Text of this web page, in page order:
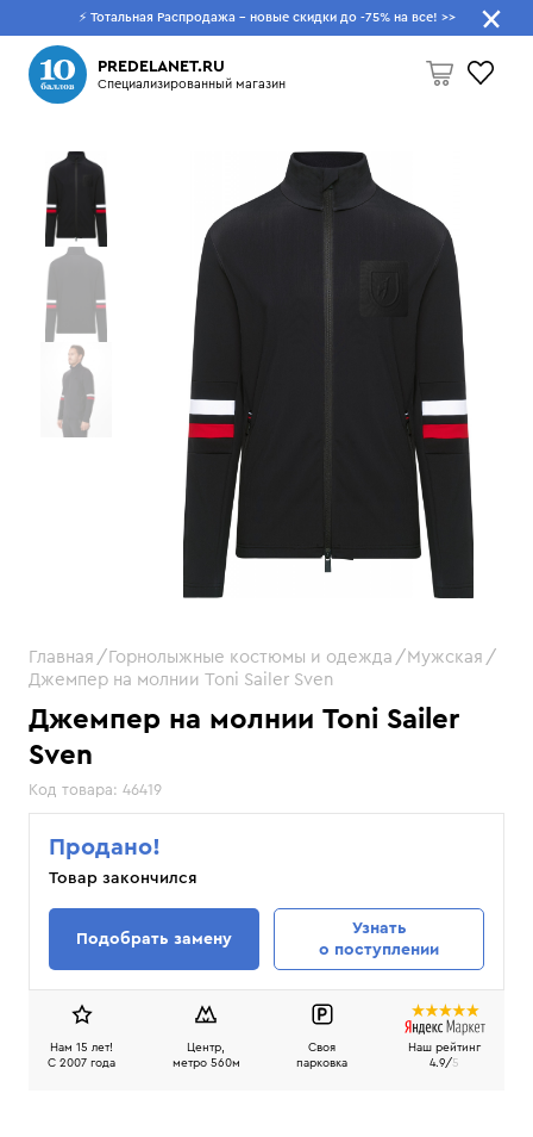
⚡ Тотальная Распродажа - новые скидки до -75% на все! >>
PREDELANET.RU
Специализированный магазин
Пусто
Что будем искать?
Джемпер на молнии Toni Sailer
Sven
Код товара: 46419
Главная Горнолыжные костюмы и одежда
Мужская
Джемпер на молнии Toni Sailer Sven
Продано!
Товар закончился
Подобрать замену
Узнать
о поступлении
Нам 15 лет!
C 2007 года
Центр,
метро 560м
Своя
парковка
Наш рейтинг
4.9/5